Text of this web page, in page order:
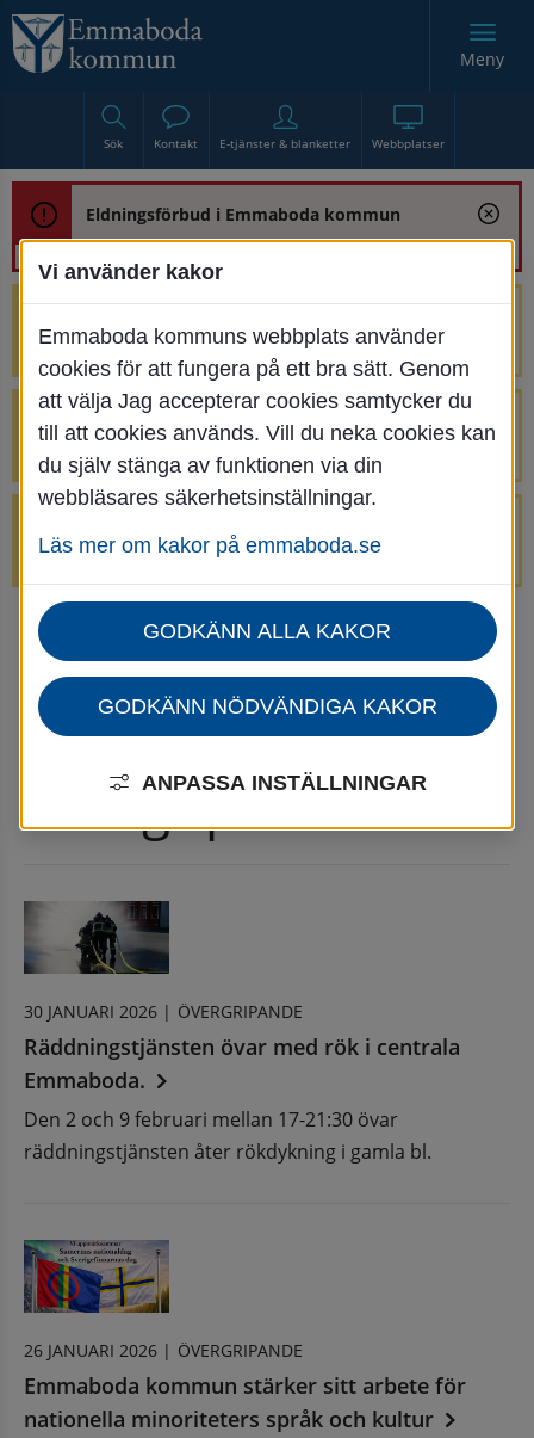
Sök Kontakt E-tjänster & blanketter Webbplatser
Meny
Eldningsförbud i Emmaboda kommun
renoveringen av Bjurbäcksbron
Tillfälliga avstängningar på Centrumtorget
v. 25-34
avstängda.
Startsida
Nyheter Övergripande
Nyhetsarkiv Övergripande
Nyhetsarkiv
Övergripande
30 JANUARI 2026 | ÖVERGRIPANDE
Räddningstjänsten övar med rök i centrala
Emmaboda.
Den 2 och 9 februari mellan 17-21:30 övar
räddningstjänsten åter rökdykning i gamla bl.
26 JANUARI 2026 | ÖVERGRIPANDE
Emmaboda kommun stärker sitt arbete för
nationella minoriteters språk och kultur
Vi använder kakor
Emmaboda kommuns webbplats använder
cookies för att fungera på ett bra sätt. Genom
att välja Jag accepterar cookies samtycker du
till att cookies används. Vill du neka cookies kan
du själv stänga av funktionen via din
webbläsares säkerhetsinställningar.
Läs mer om kakor på emmaboda.se
GODKÄNN ALLA KAKOR
GODKÄNN NÖDVÄNDIGA KAKOR
ANPASSA INSTÄLLNINGAR